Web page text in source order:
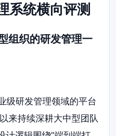
系统横向评测
组织的研发管理一
级研发管理领域的平台
来持续深耕大中型团队